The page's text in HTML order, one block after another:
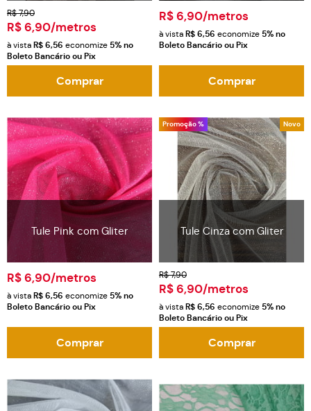
R$ 7,90
R$ 6,90/metros
à vista R$ 6,56 economize 5%no
Boleto Bancário ou Pix
Comprar
R$ 6,90/metros
à vista R$ 6,56 economize 5%no
Boleto Bancário ou Pix
Comprar
Tule Pink com Gliter
R$ 6,90/metros
à vista R$ 6,56 economize 5%no
Boleto Bancário ou Pix
Comprar
Promoção % Novo
Tule Cinza com Gliter
R$ 7,90
R$ 6,90/metros
à vista R$ 6,56 economize 5%no
Boleto Bancário ou Pix
Comprar